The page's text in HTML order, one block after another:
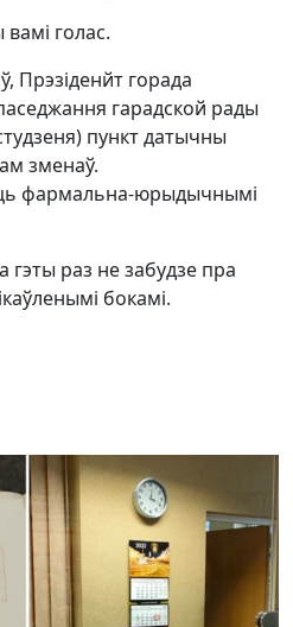
голас.
Прэзіденйт горада
гарадской рады
пункт датычны
зменаў.
фармальна-юрыдычнымі
раз не забудзе пра
бокамі.